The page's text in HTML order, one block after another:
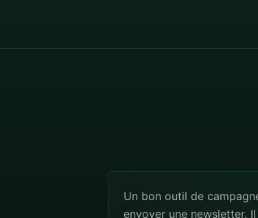
Un bon outil de
envoyer une newsletter.